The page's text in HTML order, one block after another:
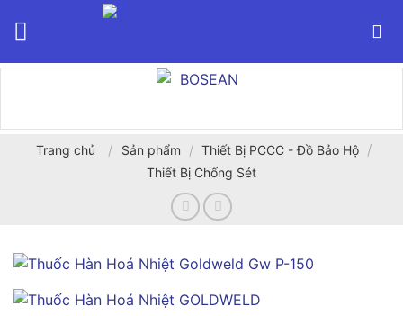
Trang chủ / Sản phẩm / Thiết Bị PCCC - Đồ Bảo Hộ /
Thiết Bị Chống Sét